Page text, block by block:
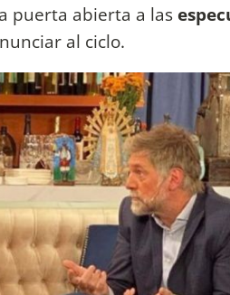
puerta abierta a las
al ciclo.